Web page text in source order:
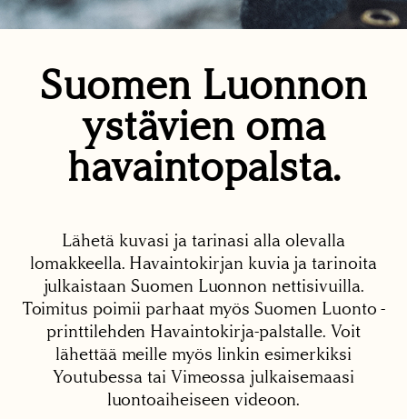
Suomen Luonnon
ystävien oma
havaintopalsta.
Lähetä kuvasi ja tarinasi alla olevalla
lomakkeella. Havaintokirjan kuvia ja tarinoita
julkaistaan Suomen Luonnon nettisivuilla.
Toimitus poimii parhaat myös Suomen Luonto -
printtilehden Havaintokirja-palstalle. Voit
lähettää meille myös linkin esimerkiksi
Youtubessa tai Vimeossa julkaisemaasi
luontoaiheiseen videoon.